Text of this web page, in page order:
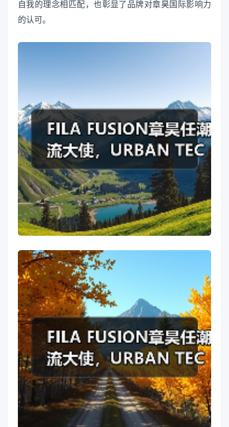
自我的理念相匹配，也彰显了品牌对章昊国际影响力
的认可。